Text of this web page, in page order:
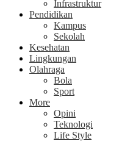
Infrastruktur
Pendidikan
Kampus
Sekolah
Kesehatan
Lingkungan
Olahraga
Bola
Sport
More
Opini
Teknologi
Life Style